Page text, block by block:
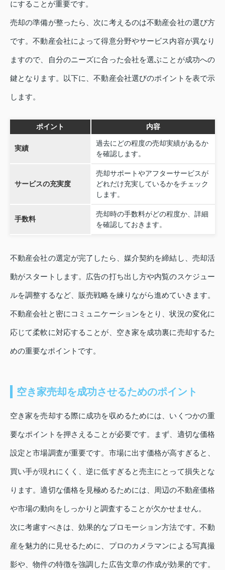
にすることが重要です。
売却の準備が整ったら、次に考えるのは不動産会社の選び方
です。不動産会社によって得意分野やサービス内容が異なり
ますので、自分のニーズに合った会社を選ぶことが成功への
鍵となります。以下に、不動産会社選びのポイントを表で示
します。
ポイント 内容
実績
過去にどの程度の売却実績があるか
を確認します。
サービスの充実度
売却サポートやアフターサービスが
どれだけ充実しているかをチェック
します。
手数料
売却時の手数料がどの程度か、詳細
を確認しておきます。
不動産会社の選定が完了したら、媒介契約を締結し、売却活
動がスタートします。広告の打ち出し方や内覧のスケジュー
ルを調整するなど、販売戦略を練りながら進めていきます。
不動産会社と密にコミュニケーションをとり、状況の変化に
応じて柔軟に対応することが、空き家を成功裏に売却するた
めの重要なポイントです。
空き家売却を成功させるためのポイント
空き家を売却する際に成功を収めるためには、いくつかの重
要なポイントを押さえることが必要です。まず、適切な価格
設定と市場調査が重要です。市場に出す価格が高すぎると、
買い手が現れにくく、逆に低すぎると売主にとって損失とな
ります。適切な価格を見極めるためには、周辺の不動産価格
や市場の動向をしっかりと調査することが欠かせません。
次に考慮すべきは、効果的なプロモーション方法です。不動
産を魅力的に見せるために、プロのカメラマンによる写真撮
影や、物件の特徴を強調した広告文章の作成が効果的です。